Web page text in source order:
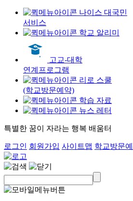
나이스 대국민
서비스
학교 알리미
고교-대학
연계프로그램
리로 스쿨
(학교방문예약)
학습 자료
뉴스 레터
특별한 꿈이 자라는 행복 배움터
로그인 회원가입 사이트맵 학교방문